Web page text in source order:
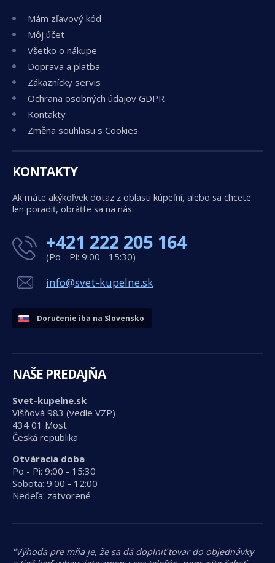
Mám zľavový kód
Môj účet
Všetko o nákupe
Doprava a platba
Zákaznícky servis
Ochrana osobných údajov GDPR
Kontakty
Změna souhlasu s Cookies
KONTAKTY
Ak máte akýkoľvek dotaz z oblasti kúpeľní, alebo sa chcete
len poradiť, obráťte sa na nás:
+421 222 205 164
(Po - Pi: 9:00 - 15:30)
info@svet-kupelne.sk
Doručenie iba na Slovensko
NAŠE PREDAJŇA
Svet-kupelne.sk
Višňová 983 (vedle VZP)
434 01 Most
Česká republika
Otváracia doba
Po - Pi: 9:00 - 15:30
Sobota: 9:00 - 12:00
Nedeľa: zatvorené
"Výhoda pre mňa je, že sa dá doplniť tovar do objednávky